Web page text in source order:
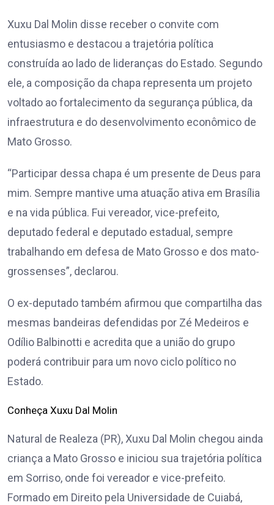
Xuxu Dal Molin disse receber o convite com
entusiasmo e destacou a trajetória política
construída ao lado de lideranças do Estado. Segundo
ele, a composição da chapa representa um projeto
voltado ao fortalecimento da segurança pública, da
infraestrutura e do desenvolvimento econômico de
Mato Grosso.
“Participar dessa chapa é um presente de Deus para
mim. Sempre mantive uma atuação ativa em Brasília
e na vida pública. Fui vereador, vice-prefeito,
deputado federal e deputado estadual, sempre
trabalhando em defesa de Mato Grosso e dos mato-
grossenses”, declarou.
O ex-deputado também afirmou que compartilha das
mesmas bandeiras defendidas por Zé Medeiros e
Odílio Balbinotti e acredita que a união do grupo
poderá contribuir para um novo ciclo político no
Estado.
Conheça Xuxu Dal Molin
Natural de Realeza (PR), Xuxu Dal Molin chegou ainda
criança a Mato Grosso e iniciou sua trajetória política
em Sorriso, onde foi vereador e vice-prefeito.
Formado em Direito pela Universidade de Cuiabá,